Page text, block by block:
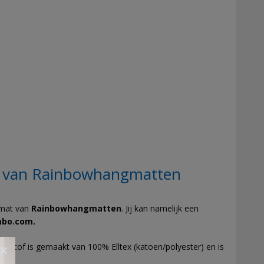
Rainbowhangmatten
van Rainbowhangmatten. Jij kan namelijk een
stof is gemaakt van 100% Elltex (katoen/polyester) en is
×